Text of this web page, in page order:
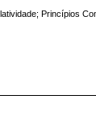
Princípios